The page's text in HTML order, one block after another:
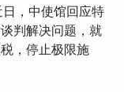
，中使馆回应特
判解决问题，就
，停止极限施